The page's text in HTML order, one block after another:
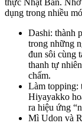
dụng trong nhiều
Dashi: thành
trong những
đun sôi cùng
thanh tự
chấm.
Làm topping:
Hiyayakko
ra hiệu ứng
Mì Udon và